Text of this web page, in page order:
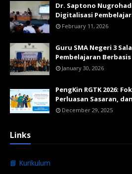
Dr. Saptono
Digitalisasi
February 11, 2026
Guru SMA Negeri 3
Pembelajaran Berbasis
January 30, 2026
PengKin RGTK 2026:
Perluasan Sasaran,
December 29, 2025
Links
📘 Kurikulum